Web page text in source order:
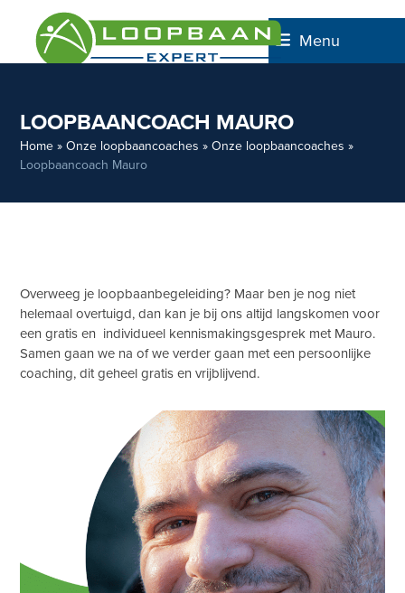
content
Menu
LOOPBAANCOACH MAURO
Home »Onze loopbaancoaches »Onze loopbaancoaches »
Loopbaancoach Mauro
Overweeg je loopbaanbegeleiding? Maar ben je nog niet
helemaal overtuigd, dan kan je bij ons altijd langskomen voor
een gratis en individueel kennismakingsgesprek met Mauro.
Samen gaan we na of we verder gaan met een persoonlijke
coaching, dit geheel gratis en vrijblijvend.